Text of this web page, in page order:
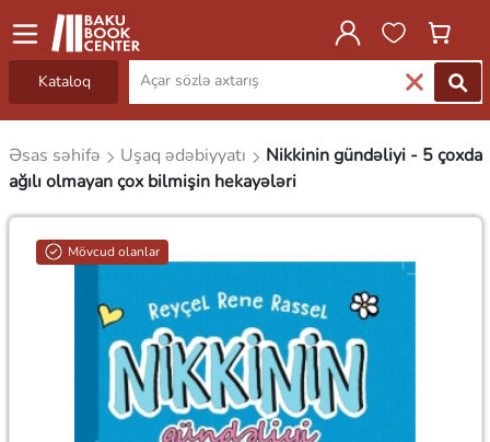
Kataloq
Əsas səhifə Uşaq ədəbiyyatı
Nikkinin gündəliyi - 5 çoxda
ağılı olmayan çox bilmişin hekayələri
Mövcud olanlar